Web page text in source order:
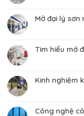
Mở đại lý sơn
Tìm hiểu mở
Kinh nghiệm
Công nghệ